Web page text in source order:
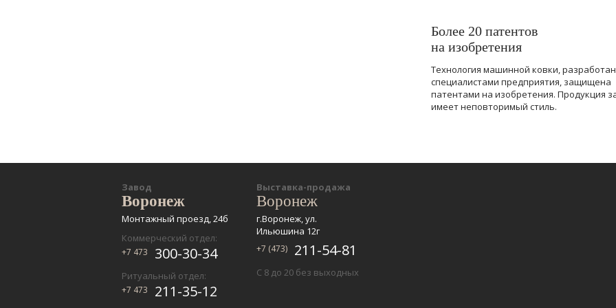
Более 20 патентов
на изобретения
Технология машинной ковки,
специалистами предприятия, защищена
патентами на изобретения. Продукция
имеет неповторимый стиль.
Завод
Воронеж
Монтажный проезд, 24б
Коммерческий отдел:
+7 473 300-30-34
Ритуальный отдел:
+7 473 211-35-12
Выставка-продажа
Воронеж
г.Воронеж, ул.
Ильюшина 12г
+7 (473) 211-54-81
С 8 до 20 без выходных